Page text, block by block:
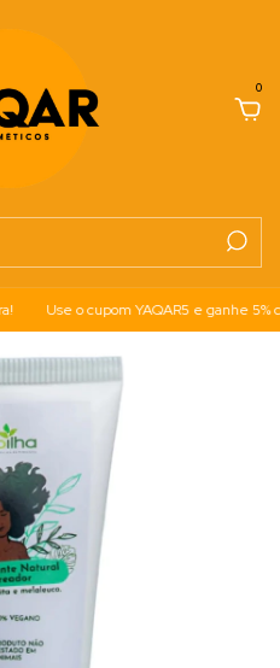
0
Use o cupom YAQAR5 e ganhe 5%